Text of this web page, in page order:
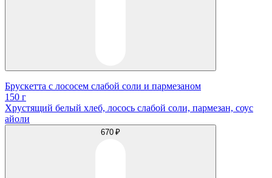
Брускетта с лососем слабой соли и пармезаном
150 г
Хрустящий белый хлеб, лосось слабой соли, пармезан, соус
айоли
670 ₽